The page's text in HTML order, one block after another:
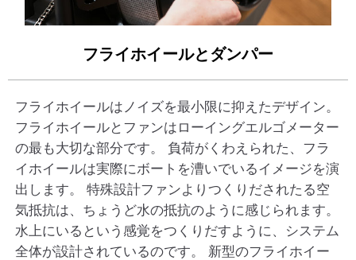
フライホイールとダンパー
フライホイールはノイズを最小限に抑えたデザイン。
フライホイールとファンはローイングエルゴメーター
の最も大切な部分です。 負荷がくわえられた、フラ
イホイールは実際にボートを漕いでいるイメージを演
出します。 特殊設計ファンよりつくりだされたる空
気抵抗は、ちょうど水の抵抗のように感じられます。
水上にいるという感覚をつくりだすように、システム
全体が設計されているのです。 新型のフライホイー